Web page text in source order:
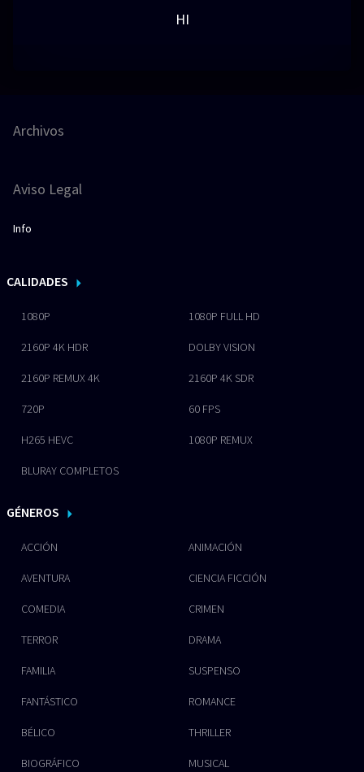
HI
Archivos
Aviso Legal
Info
CALIDADES
1080P 1080P FULL HD
2160P 4K HDR DOLBY VISION
2160P REMUX 4K 2160P 4K SDR
720P 60 FPS
H265 HEVC 1080P REMUX
BLURAY COMPLETOS
GÉNEROS
ACCIÓN ANIMACIÓN
AVENTURA CIENCIA FICCIÓN
COMEDIA CRIMEN
TERROR DRAMA
FAMILIA SUSPENSO
FANTÁSTICO ROMANCE
BÉLICO THRILLER
BIOGRÁFICO MUSICAL